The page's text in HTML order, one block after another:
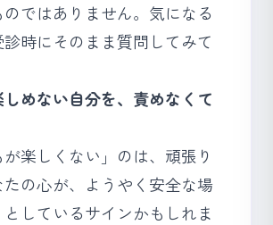
ではありません。気になる
時にそのまま質問してみて
しめない自分を、責めなくて
が楽しくない」のは、頑張り
の心が、ようやく安全な場
しているサインかもしれま